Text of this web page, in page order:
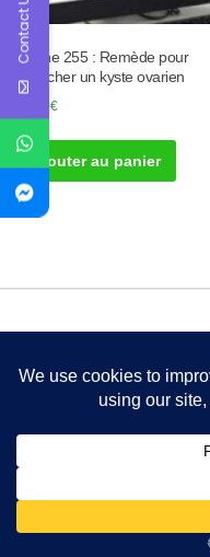
Tisane 255 : Remède pour
assécher un kyste ovarien
50.00€
Ajouter au panier
Contact Us